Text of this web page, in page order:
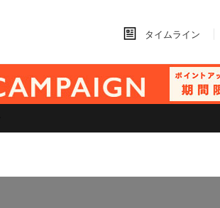
タイムライン